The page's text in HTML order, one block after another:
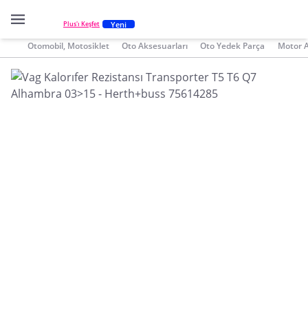
Plus'ı Keşfet Yeni
Otomobil, Motosiklet Oto Aksesuarları Oto Yedek Parça Motor